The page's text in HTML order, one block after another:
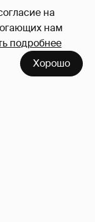
на
нам
подробнее
Хорошо
и